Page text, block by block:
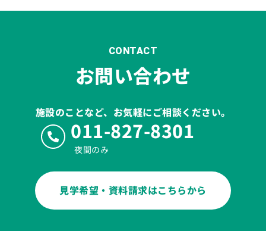
CONTACT
お問い合わせ
施設のことなど、お気軽にご相談ください。
011-827-8301
夜間のみ
見学希望・資料請求はこちらから